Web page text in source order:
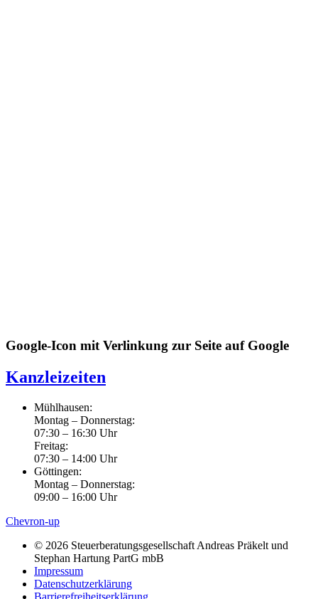
Google-Icon mit Verlinkung zur Seite auf Google
Kanzleizeiten
Mühlhausen:
Montag – Donnerstag:
07:30 – 16:30 Uhr
Freitag:
07:30 – 14:00 Uhr
Göttingen:
Montag – Donnerstag:
09:00 – 16:00 Uhr
Chevron-up
© 2026 Steuerberatungsgesellschaft Andreas Präkelt und
Stephan Hartung PartG mbB
Impressum
Datenschutzerklärung
Barrierefreiheitserklärung